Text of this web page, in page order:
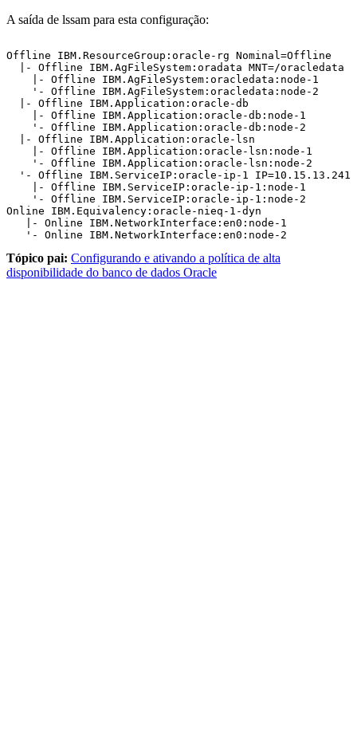
A saída de lssam para esta configuração:
Offline IBM.ResourceGroup:oracle-rg Nominal=Offline
|- Offline IBM.AgFileSystem:oradata MNT=/
|- Offline IBM.AgFileSystem:oracledata:node-1
'- Offline IBM.AgFileSystem:oracledata:node-2
|- Offline IBM.Application:oracle-db
|- Offline IBM.Application:oracle-db:node-1
'- Offline IBM.Application:oracle-db:node-2
|- Offline IBM.Application:oracle-lsn
|- Offline IBM.Application:oracle-lsn:node-1
'- Offline IBM.Application:oracle-lsn:node-2
'- Offline IBM.ServiceIP:oracle-ip-1
|- Offline IBM.ServiceIP:oracle-ip-1:node-1
'- Offline IBM.ServiceIP:oracle-ip-1:node-2
Online IBM.Equivalency:oracle-nieq-1-dyn
   |- Online IBM.NetworkInterface:en0:node-1
   '- Online IBM.NetworkInterface:en0:node-2
Tópico pai: Configurando e ativando a política de alta
disponibilidade do banco de dados Oracle